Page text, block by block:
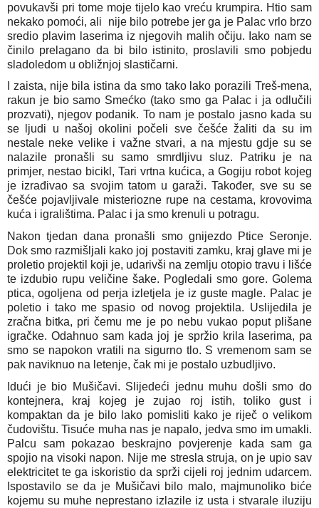
povukavši pri tome moje tijelo kao vreću krumpira. Htio sam
nekako pomoći, ali  nije bilo potrebe jer ga je Palac vrlo brzo
sredio plavim laserima iz njegovih malih očiju. Iako nam se
činilo prelagano da bi bilo istinito, proslavili smo pobjedu
sladoledom u obližnjoj slastičarni.
I zaista, nije bila istina da smo tako lako porazili Treš-mena,
rakun je bio samo Smećko (tako smo ga Palac i ja odlučili
prozvati), njegov podanik. To nam je postalo jasno kada su
se ljudi u našoj okolini počeli sve češće žaliti da su im
nestale neke velike i važne stvari, a na mjestu gdje su se
nalazile pronašli su samo smrdljivu sluz. Patriku je na
primjer, nestao bicikl, Tari vrtna kućica, a Gogiju robot kojeg
je izrađivao sa svojim tatom u garaži. Također, sve su se
češće pojavljivale misteriozne rupe na cestama, krovovima
kuća i igralištima. Palac i ja smo krenuli u potragu.
Nakon tjedan dana pronašli smo gnijezdo Ptice Seronje.
Dok smo razmišljali kako joj postaviti zamku, kraj glave mi je
proletio projektil koji je, udarivši na zemlju otopio travu i lišće
te izdubio rupu veličine šake. Pogledali smo gore. Golema
ptica, ogoljena od perja izletjela je iz guste magle. Palac je
poletio i tako me spasio od novog projektila. Uslijedila je
zračna bitka, pri čemu me je po nebu vukao poput plišane
igračke. Odahnuo sam kada joj je spržio krila laserima, pa
smo se napokon vratili na sigurno tlo. S vremenom sam se
pak naviknuo na letenje, čak mi je postalo uzbudljivo.
Idući je bio Mušičavi. Slijedeći jednu muhu došli smo do
kontejnera, kraj kojeg je zujao roj istih, toliko gust i
kompaktan da je bilo lako pomisliti kako je riječ o velikom
čudovištu. Tisuće muha nas je napalo, jedva smo im umakli.
Palcu sam pokazao beskrajno povjerenje kada sam ga
spojio na visoki napon. Nije me stresla struja, on je upio sav
elektricitet te ga iskoristio da sprži cijeli roj jednim udarcem.
Ispostavilo se da je Mušičavi bilo malo, majmunoliko biće
kojemu su muhe neprestano izlazile iz usta i stvarale iluziju